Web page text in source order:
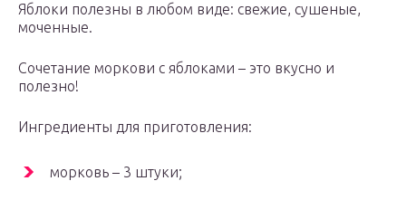
Яблоки полезны в любом виде: свежие, сушеные,
моченные.
Сочетание моркови с яблоками – это вкусно и
полезно!
Ингредиенты для приготовления:
морковь – 3 штуки;